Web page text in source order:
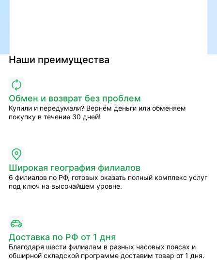
Наши преимущества
Обмен и возврат без проблем
Купили и передумали? Вернём деньги или обменяем
покупку в течение 30 дней!
Широкая география филиалов
6 филиалов по РФ, готовых оказать полный комплекс услуг
под ключ на высочайшем уровне.
Доставка по РФ от 1 дня
Благодаря шести филиалам в разных часовых поясах и
обширной складской программе доставим товар от 1 дня.